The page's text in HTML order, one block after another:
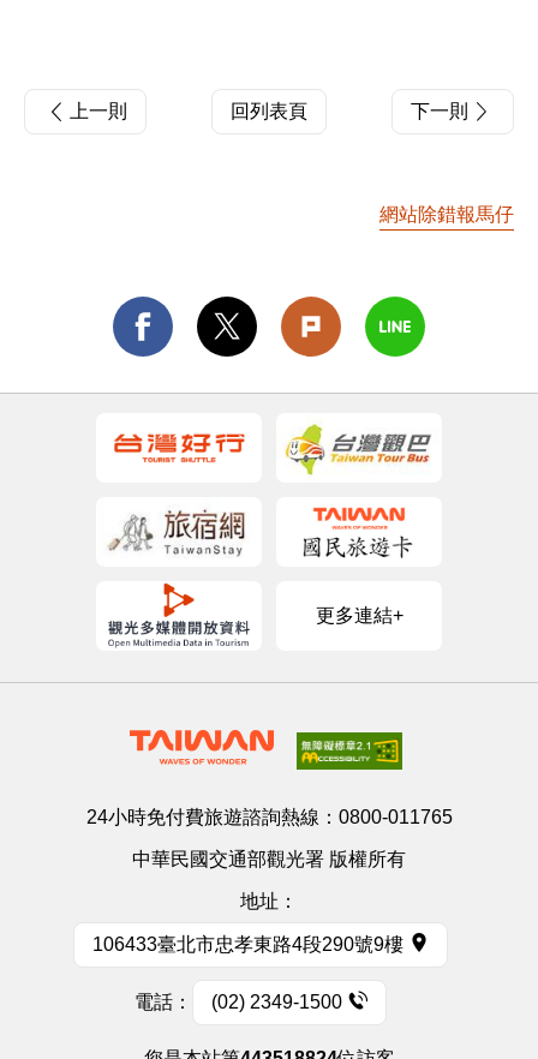
上一則 回列表頁 下一則
網站除錯報馬仔
更多連結+
24小時免付費旅遊諮詢熱線： 0800-011765
中華民國交通部觀光署 版權所有
地址：
106433臺北市忠孝東路4段290號9樓
電話： (02) 2349-1500